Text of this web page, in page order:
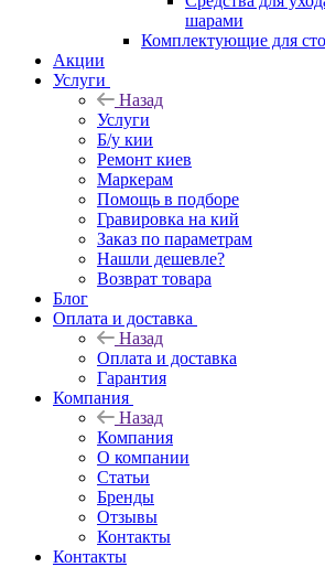
шарами
Комплектующие для
Акции
Услуги
Назад
Услуги
Б/у кии
Ремонт киев
Маркерам
Помощь в подборе
Гравировка на кий
Заказ по параметрам
Нашли дешевле?
Возврат товара
Блог
Оплата и доставка
Назад
Оплата и доставка
Гарантия
Компания
Назад
Компания
О компании
Статьи
Бренды
Отзывы
Контакты
Контакты